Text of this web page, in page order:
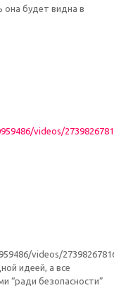
она будет видна в
videos/
videos/
идеей, а все
“ради безопасности”